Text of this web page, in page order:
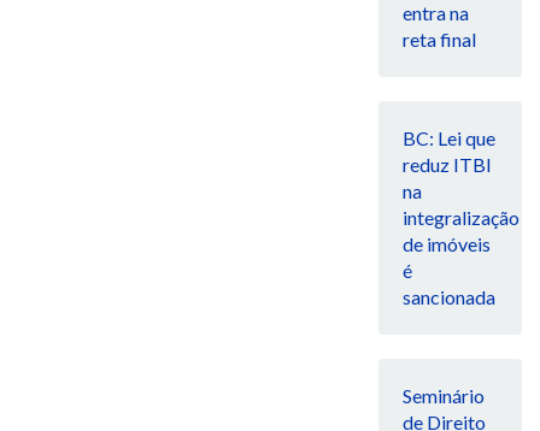
entra na
reta final
BC: Lei que
reduz ITBI
na
integralização
de imóveis
é
sancionada
Seminário
de Direito